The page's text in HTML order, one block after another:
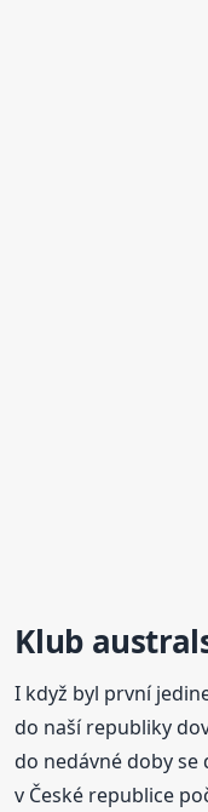
Klub
I když byl první
do naší republiky
do nedávné doby se
v České republice